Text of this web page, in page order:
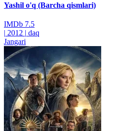
Yashil o'q (Barcha qismlari)
IMDb 7.5
| 2012 | daq
Jangari